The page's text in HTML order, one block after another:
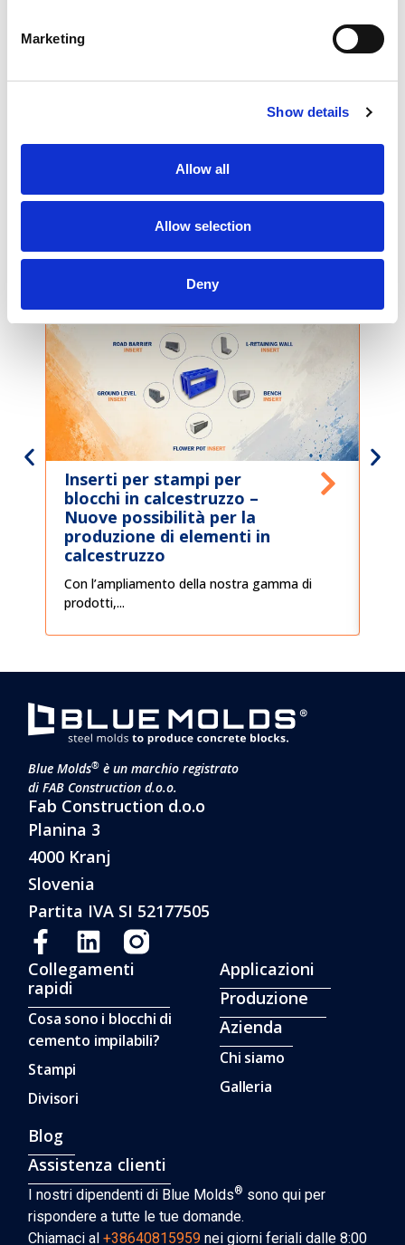
Marketing
Show details
Allow all
Allow selection
Deny
Inserti per stampi per
blocchi in calcestruzzo –
Nuove possibilità per la
produzione di elementi in
calcestruzzo
Con l’ampliamento della nostra gamma di
prodotti,...
Blue Molds® è un marchio registrato
di FAB Construction d.o.o.
Fab Construction d.o.o
Planina 3
4000 Kranj
Slovenia
Partita IVA SI 52177505
Collegamenti
rapidi
Cosa sono i blocchi di
cemento impilabili?
Stampi
Divisori
Applicazioni
Produzione
Azienda
Chi siamo
Galleria
Blog
Assistenza clienti
I nostri dipendenti di Blue Molds® sono qui per
rispondere a tutte le tue domande.
Chiamaci al+38640815959 nei giorni feriali dalle 8:00